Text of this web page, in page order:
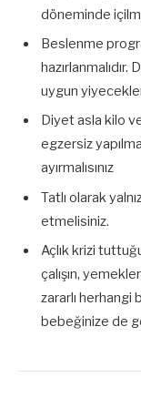
döneminde
Beslenme
uygun
Diyet asla kilo
egzersiz
ayırmalısınız
Tatlı olarak
etmelisiniz.
Açlık krizi
çalışın,
zararlı
bebeğinize de